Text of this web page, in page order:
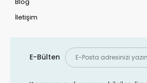
İletişim
E-Bülten